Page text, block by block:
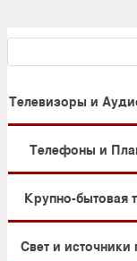
Телевизоры и
Телефоны и
Крупно-бытовая
Свет и источники